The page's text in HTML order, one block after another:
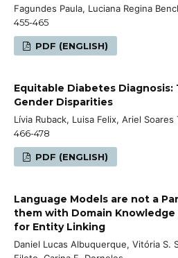
Fagundes Paula, Luciana Regina
455-465
PDF (ENGLISH)
Equitable Diabetes
Gender Disparities
Lívia Ruback, Luisa Felix, Ariel Soares
466-478
PDF (ENGLISH)
Language Models are not a
them with Domain
for Entity Linking
Daniel Lucas Albuquerque, Vitória S.